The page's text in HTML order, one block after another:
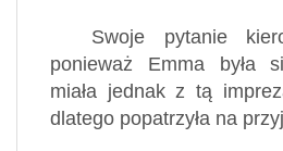
Swoje pytanie
ponieważ Emma była
miała jednak z tą
dlatego popatrzyła na